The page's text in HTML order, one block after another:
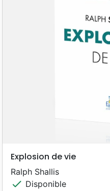
Explosion de vie
Ralph Shallis
check Disponible